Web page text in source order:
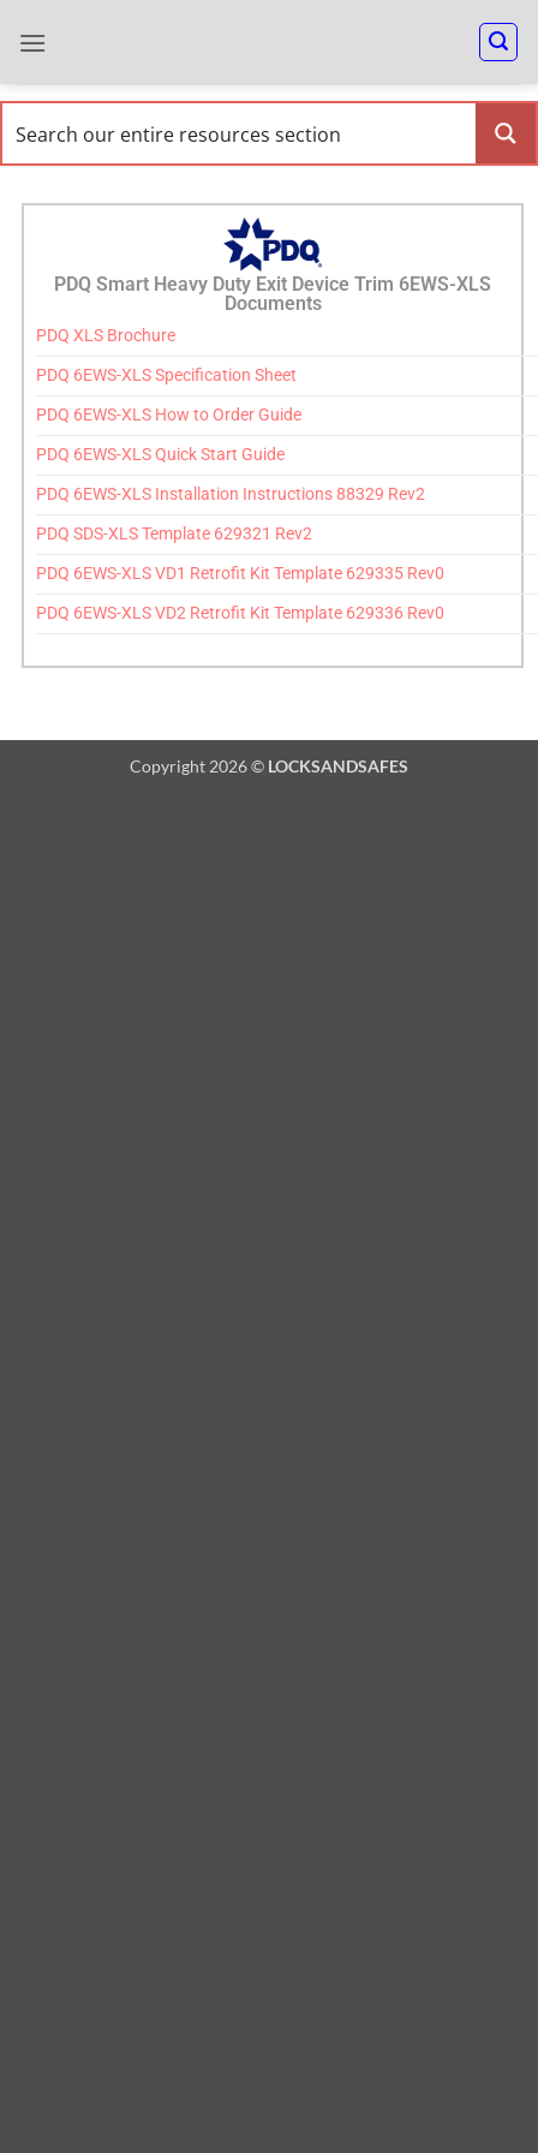
PDQ Smart Heavy Duty Exit Device Trim 6EWS-XLS
Documents
PDQ XLS Brochure
PDQ 6EWS-XLS Specification Sheet
PDQ 6EWS-XLS How to Order Guide
PDQ 6EWS-XLS Quick Start Guide
PDQ 6EWS-XLS Installation Instructions 88329 Rev2
PDQ SDS-XLS Template 629321 Rev2
PDQ 6EWS-XLS VD1 Retrofit Kit Template 629335 Rev0
PDQ 6EWS-XLS VD2 Retrofit Kit Template 629336 Rev0
Copyright 2026 © LOCKSANDSAFES